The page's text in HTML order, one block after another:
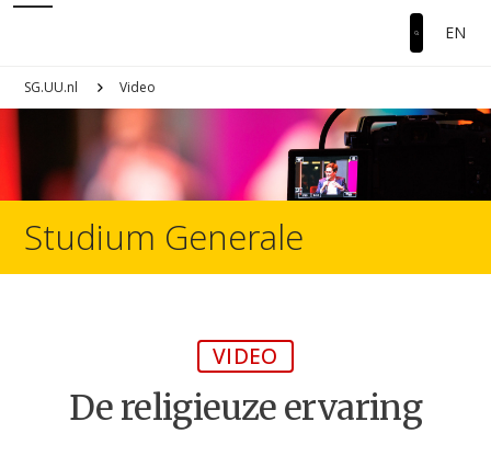
EN
SG.UU.nl Video
Studium Generale
VIDEO
De religieuze ervaring